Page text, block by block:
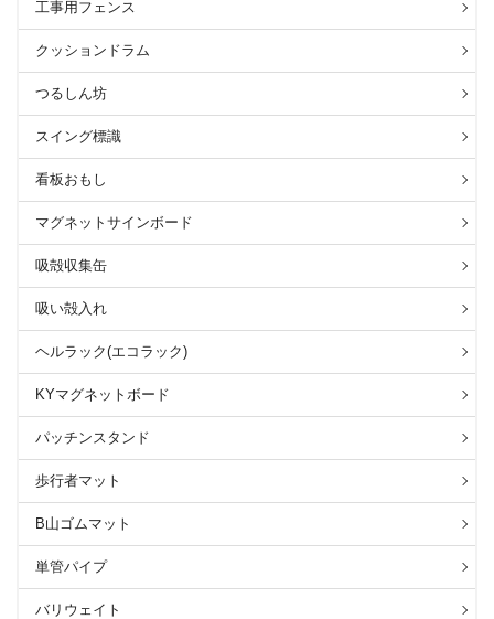
工事用フェンス
クッションドラム
つるしん坊
スイング標識
看板おもし
マグネットサインボード
吸殻収集缶
吸い殻入れ
ヘルラック(エコラック)
KYマグネットボード
パッチンスタンド
歩行者マット
B山ゴムマット
単管パイプ
バリウェイト